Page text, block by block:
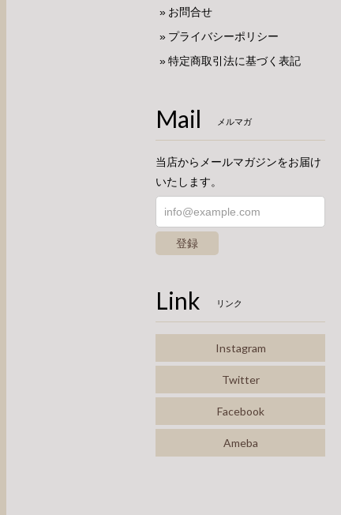
お問合せ
プライバシーポリシー
特定商取引法に基づく表記
Mail メルマガ
当店からメールマガジンをお届け
いたします。
登録
Link リンク
Instagram
Twitter
Facebook
Ameba